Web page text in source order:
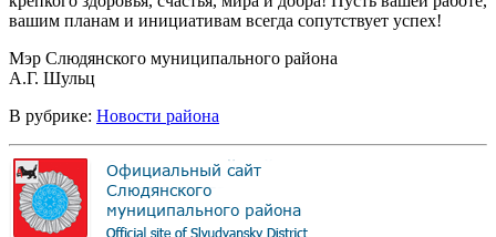
вашим планам и инициативам всегда сопутствует успех!
Мэр Слюдянского муниципального района
А.Г. Шульц
В рубрике: Новости района